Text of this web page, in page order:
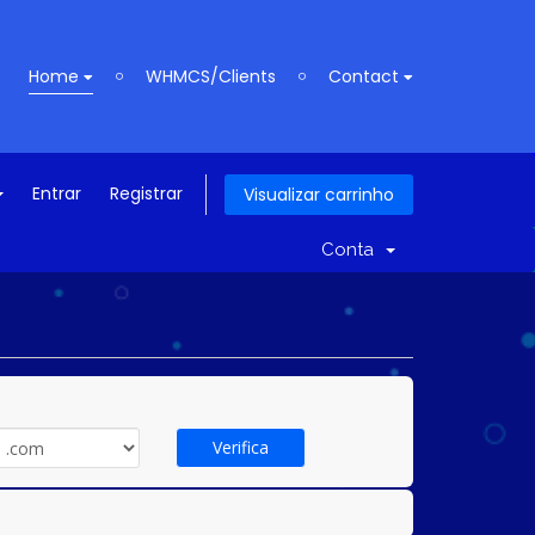
Home WHMCS/Clients Contact
Entrar Registrar Visualizar carrinho
Conta
Verifica